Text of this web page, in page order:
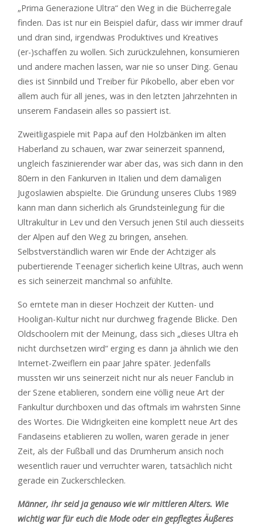
„Prima Generazione Ultra“ den Weg in die Bücherregale
finden. Das ist nur ein Beispiel dafür, dass wir immer drauf
und dran sind, irgendwas Produktives und Kreatives
(er-)schaffen zu wollen. Sich zurückzulehnen, konsumieren
und andere machen lassen, war nie so unser Ding. Genau
dies ist Sinnbild und Treiber für Pikobello, aber eben vor
allem auch für all jenes, was in den letzten Jahrzehnten in
unserem Fandasein alles so passiert ist.
Zweitligaspiele mit Papa auf den Holzbänken im alten
Haberland zu schauen, war zwar seinerzeit spannend,
ungleich faszinierender war aber das, was sich dann in den
80ern in den Fankurven in Italien und dem damaligen
Jugoslawien abspielte. Die Gründung unseres Clubs 1989
kann man dann sicherlich als Grundsteinlegung für die
Ultrakultur in Lev und den Versuch jenen Stil auch diesseits
der Alpen auf den Weg zu bringen, ansehen.
Selbstverständlich waren wir Ende der Achtziger als
pubertierende Teenager sicherlich keine Ultras, auch wenn
es sich seinerzeit manchmal so anfühlte.
So erntete man in dieser Hochzeit der Kutten- und
Hooligan-Kultur nicht nur durchweg fragende Blicke. Den
Oldschoolern mit der Meinung, dass sich „dieses Ultra eh
nicht durchsetzen wird“ erging es dann ja ähnlich wie den
Internet-Zweiflern ein paar Jahre später. Jedenfalls
mussten wir uns seinerzeit nicht nur als neuer Fanclub in
der Szene etablieren, sondern eine völlig neue Art der
Fankultur durchboxen und das oftmals im wahrsten Sinne
des Wortes. Die Widrigkeiten eine komplett neue Art des
Fandaseins etablieren zu wollen, waren gerade in jener
Zeit, als der Fußball und das Drumherum ansich noch
wesentlich rauer und verruchter waren, tatsächlich nicht
gerade ein Zuckerschlecken.
Männer, ihr seid ja genauso wie wir mittleren Alters. Wie
wichtig war für euch die Mode oder ein gepflegtes Äußeres